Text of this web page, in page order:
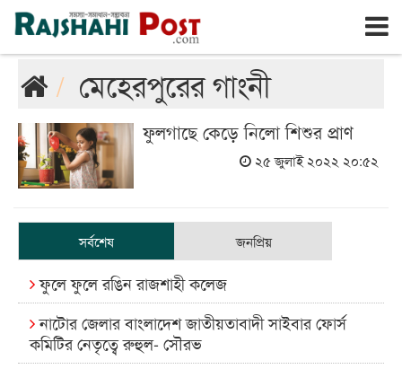
রাজশাহী বৃহঃস্পতিবার, ৬ই আগস্ট ২০২৬, ২৩শে শ্রাবণ ১৪৩৩
মেহেরপুরের গাংনী
ফুলগাছে কেড়ে নিলো শিশুর প্রাণ
২৫ জুলাই ২০২২ ২০:৫২
সর্বশেষ জনপ্রিয়
ফুলে ফুলে রঙিন রাজশাহী কলেজ
নাটোর জেলার বাংলাদেশ জাতীয়তাবাদী সাইবার ফোর্স
কমিটির নেতৃত্বে রুহুল- সৌরভ